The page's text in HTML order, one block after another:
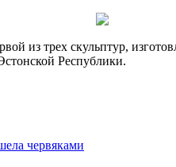
из трех скульптур,
Республики.
червяками